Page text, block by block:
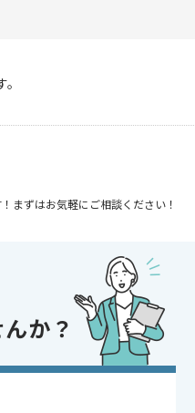
まずはお気軽にご相談ください！
ェクト , 急募 , BtoB向け , 新技術
か？